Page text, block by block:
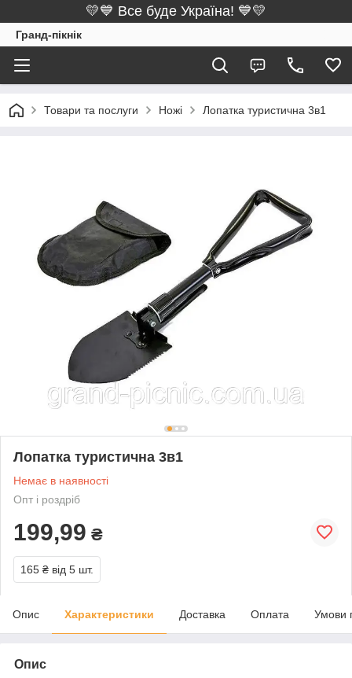
💛💙 Все буде Україна! 💙💛
Гранд-пікнік
Товари та послуги Ножі Лопатка туристична 3в1
Лопатка туристична 3в1
Немає в наявності
Опт і роздріб
199,99 ₴
165 ₴ від 5 шт.
Опис Характеристики Доставка Оплата Умови
Опис